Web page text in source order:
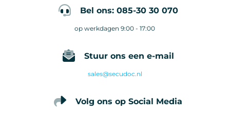
Bel ons: 085-30 30 070
op werkdagen 9:00 - 17:00
Stuur ons een e-mail
sales@secudoc.nl
Volg ons op Social Media